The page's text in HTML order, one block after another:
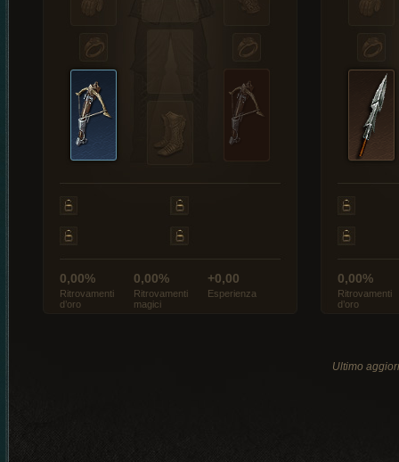
0,00%
Ritrovamenti
d’oro
0,00%
Ritrovamenti
magici
+0,00
Esperienza
0,00%
Ritrovamenti
d’oro
Ultimo